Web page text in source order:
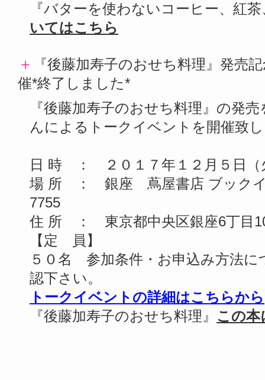
『バターを使わないコーヒー、紅
いてはこちら
＋
『後藤加寿子のおせち料理』発売
催*終了しました*
『後藤加寿子のおせち料理』の発
んによるトークイベントを開催致
日 時 ： ２０１７年１２月５日（
場 所 ： 銀座 蔦屋書店 ブック
7755
住 所 ： 東京都中央区銀座6丁目
【定 員】
５０名 参加条件・お申込み方法に
認下さい。
トークイベントの詳細はこちらから
『後藤加寿子のおせち料理』 この